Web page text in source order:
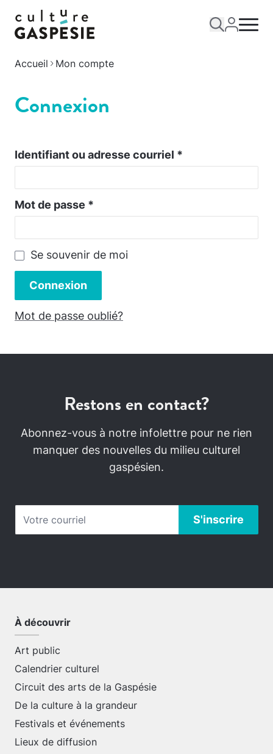
Accueil Mon compte
Connexion
Identifiant ou adresse courriel *
Mot de passe *
Se souvenir de moi
Connexion
Mot de passe oublié?
Restons en contact?
Abonnez-vous à notre infolettre pour ne rien
manquer des nouvelles du milieu culturel
gaspésien.
À découvrir
Art public
Calendrier culturel
Circuit des arts de la Gaspésie
De la culture à la grandeur
Festivals et événements
Lieux de diffusion